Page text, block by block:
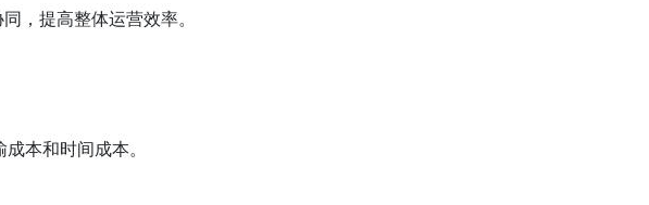
，提高整体运营效率。
本和时间成本。